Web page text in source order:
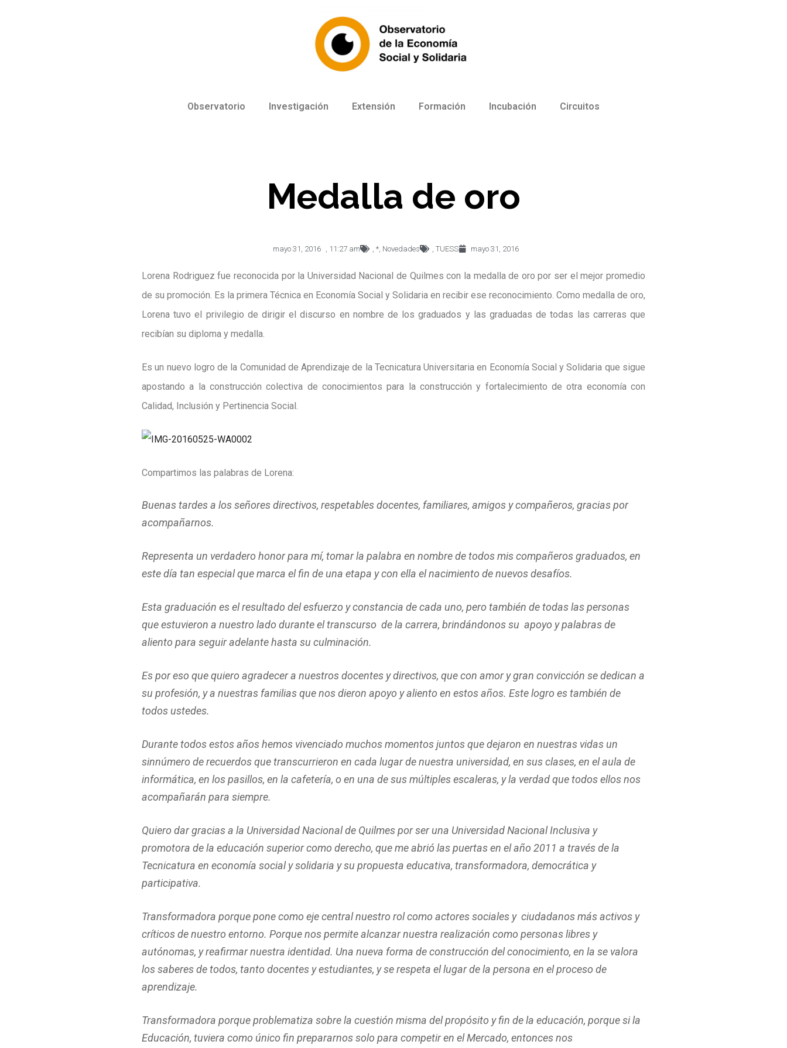
Observatorio Investigación Extensión Formación Incubación Circuitos
Medalla de oro
mayo 31, 2016 11:27 am * Novedades TUESS mayo 31, 2016
Lorena Rodriguez fue reconocida por la Universidad Nacional de Quilmes con la medalla de oro por ser el mejor promedio
de su promoción. Es la primera Técnica en Economía Social y Solidaria en recibir ese reconocimiento. Como medalla de oro,
Lorena tuvo el privilegio de dirigir el discurso en nombre de los graduados y las graduadas de todas las carreras que
recibían su diploma y medalla.
Es un nuevo logro de la Comunidad de Aprendizaje de la Tecnicatura Universitaria en Economía Social y Solidaria que sigue
apostando a la construcción colectiva de conocimientos para la construcción y fortalecimiento de otra economía con
Calidad, Inclusión y Pertinencia Social.
Compartimos las palabras de Lorena:
Buenas tardes a los señores directivos, respetables docentes, familiares, amigos y compañeros, gracias por
acompañarnos.
Representa un verdadero honor para mí, tomar la palabra en nombre de todos mis compañeros graduados, en
este día tan especial que marca el fin de una etapa y con ella el nacimiento de nuevos desafíos.
Esta graduación es el resultado del esfuerzo y constancia de cada uno, pero también de todas las personas
que estuvieron a nuestro lado durante el transcurso de la carrera, brindándonos su apoyo y palabras de
aliento para seguir adelante hasta su culminación.
Es por eso que quiero agradecer a nuestros docentes y directivos, que con amor y gran convicción se dedican a
su profesión, y a nuestras familias que nos dieron apoyo y aliento en estos años. Este logro es también de
todos ustedes.
Durante todos estos años hemos vivenciado muchos momentos juntos que dejaron en nuestras vidas un
sinnúmero de recuerdos que transcurrieron en cada lugar de nuestra universidad, en sus clases, en el aula de
informática, en los pasillos, en la cafetería, o en una de sus múltiples escaleras, y la verdad que todos ellos nos
acompañarán para siempre.
Quiero dar gracias a la Universidad Nacional de Quilmes por ser una Universidad Nacional Inclusiva y
promotora de la educación superior como derecho, que me abrió las puertas en el año 2011 a través de la
Tecnicatura en economía social y solidaria y su propuesta educativa, transformadora, democrática y
participativa.
Transformadora porque pone como eje central nuestro rol como actores sociales y ciudadanos más activos y
críticos de nuestro entorno. Porque nos permite alcanzar nuestra realización como personas libres y
autónomas, y reafirmar nuestra identidad. Una nueva forma de construcción del conocimiento, en la se valora
los saberes de todos, tanto docentes y estudiantes, y se respeta el lugar de la persona en el proceso de
aprendizaje.
Transformadora porque problematiza sobre la cuestión misma del propósito y fin de la educación, porque si la
Educación, tuviera como único fin prepararnos solo para competir en el Mercado, entonces nos